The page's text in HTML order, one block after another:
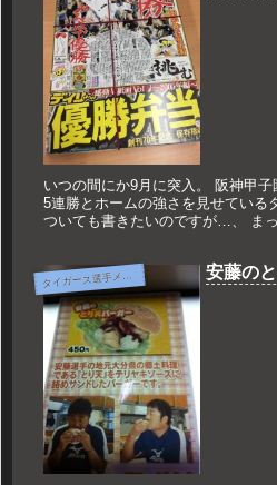
いつの間にか9月に突入。 阪神甲子
5連勝とホームの強さを見せている
ついても書きたいのですが…、 ま
タ
イガース選手メニュー 安藤の